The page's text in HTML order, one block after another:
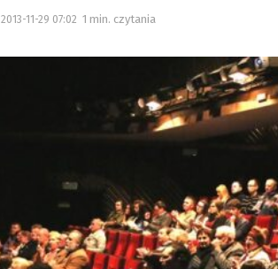
2013-11-29 07:02 1 min. czytania